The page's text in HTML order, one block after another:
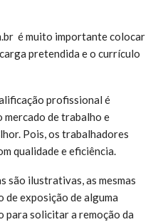
é muito importante colocar
pretendida e o currículo
profissional é
mercado de trabalho e
Pois, os trabalhadores
qualidade e eficiência.
são ilustrativas, as mesmas
de exposição de alguma
para solicitar a remoção da